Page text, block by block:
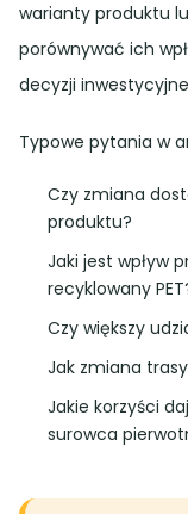
warianty produktu
porównywać ich
decyzji
Typowe pytania w
Czy zmiana
produktu?
Jaki jest wpływ
recyklowany
Czy większy
Jak zmiana
Jakie korzyści
surowca